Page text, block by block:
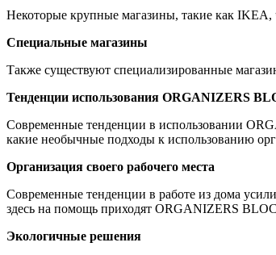
Некоторые крупные магазины, такие как
Специальные магазины
Также существуют специализированные
Тенденции использования ORGANIZERS
Современные тенденции в использовании
какие необычные подходы к использованию
Организация своего рабочего места
Современные тенденции в работе из дома
здесь на помощь приходят ORGANIZERS
Экологичные решения